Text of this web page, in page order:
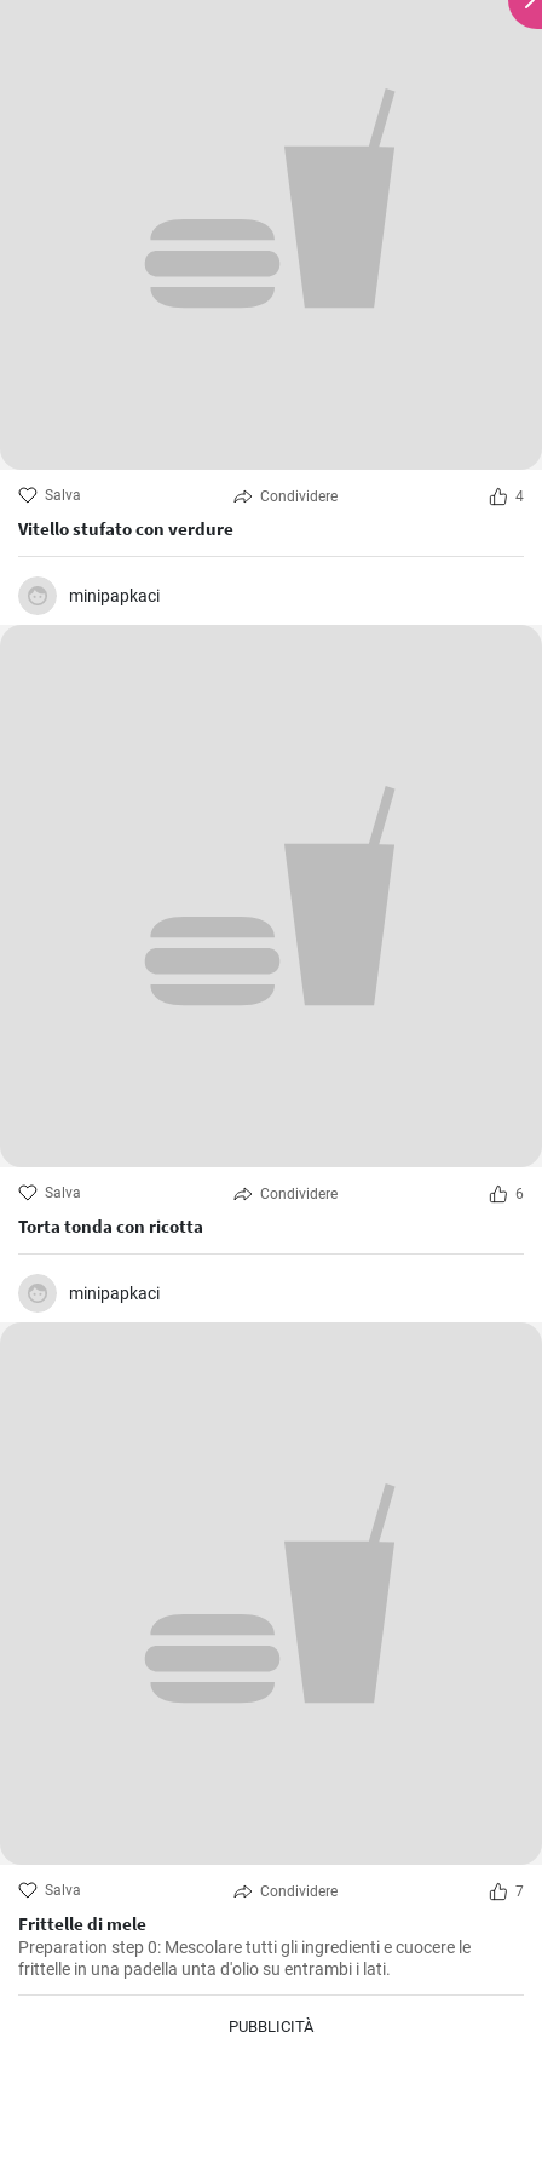
Salva Condividere 4
Vitello stufato con verdure
minipapkaci
Salva Condividere 6
Torta tonda con ricotta
minipapkaci
Salva Condividere 7
Frittelle di mele
Preparation step 0: Mescolare tutti gli ingredienti e cuocere le
frittelle in una padella unta d'olio su entrambi i lati.
PUBBLICITÀ